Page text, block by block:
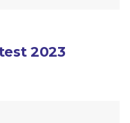
2023